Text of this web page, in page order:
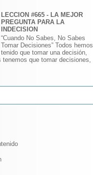
LECCION #665 - LA MEJOR
PREGUNTA PARA LA
INDECISION
“Cuando No Sabes, No Sabes
Tomar Decisiones” Todos hemos
tenido que tomar una decisión,
que tomar decisiones,